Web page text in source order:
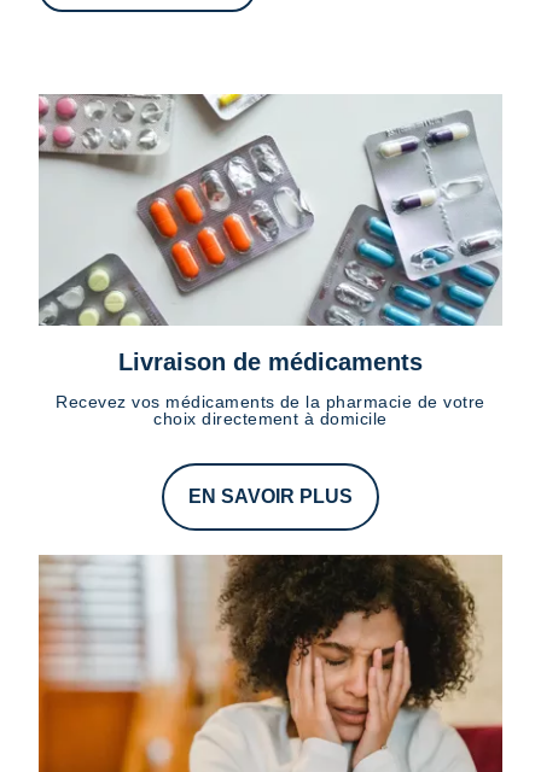
Livraison de médicaments
Recevez vos médicaments de la pharmacie de votre
choix directement à domicile
EN SAVOIR PLUS